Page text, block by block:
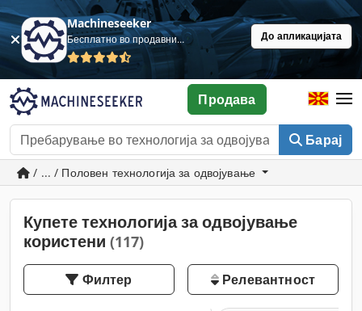
Machineseeker
Бесплатно во продавница До апликацијата
Барај
Продава
/ ... / Половен технологија за одвојување
Купете технологија за одвојување
користени (117)
Филтер Релевантност